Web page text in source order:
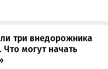
три внедорожника
Что могут начать